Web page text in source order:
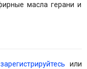
масла герани и
зарегистрируйтесь или